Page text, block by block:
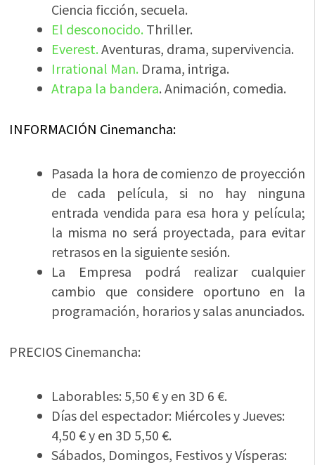
Ciencia ficción, secuela.
El desconocido. Thriller.
Everest. Aventuras, drama, supervivencia.
Irrational Man. Drama, intriga.
Atrapa la bandera. Animación, comedia.
INFORMACIÓN Cinemancha:
Pasada la hora de comienzo de proyección
de cada película, si no hay ninguna
entrada vendida para esa hora y película;
la misma no será proyectada, para evitar
retrasos en la siguiente sesión.
La Empresa podrá realizar cualquier
cambio que considere oportuno en la
programación, horarios y salas anunciados.
PRECIOS Cinemancha:
Laborables: 5,50 € y en 3D 6 €.
Días del espectador: Miércoles y Jueves:
4,50 € y en 3D 5,50 €.
Sábados, Domingos, Festivos y Vísperas: